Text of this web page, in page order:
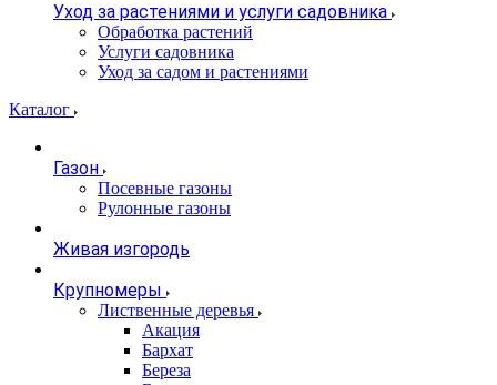
Уход за растениями и услуги садовника
Обработка растений
Услуги садовника
Уход за садом и растениями
Каталог
Газон
Посевные газоны
Рулонные газоны
Живая изгородь
Крупномеры
Лиственные деревья
Акация
Бархат
Береза